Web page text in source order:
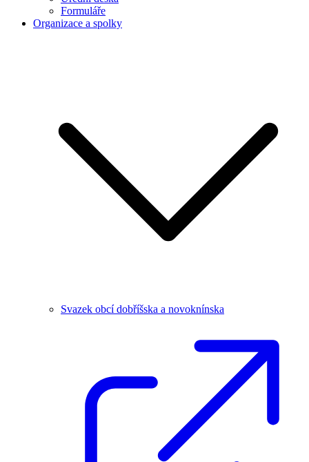
Formuláře
Organizace a spolky
Svazek obcí dobříšska a novoknínska